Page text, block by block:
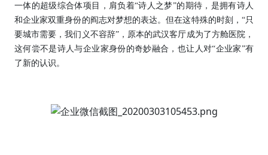
一体的超级综合体项目，肩负着“诗人之梦”的期待，是拥有诗人
和企业家双重身份的阎志对梦想的表达。但在这特殊的时刻，“只
要城市需要，我们义不容辞”，原本的武汉客厅成为了方舱医院，
这何尝不是诗人与企业家身份的奇妙融合，也让人对“企业家”有
了新的认识。